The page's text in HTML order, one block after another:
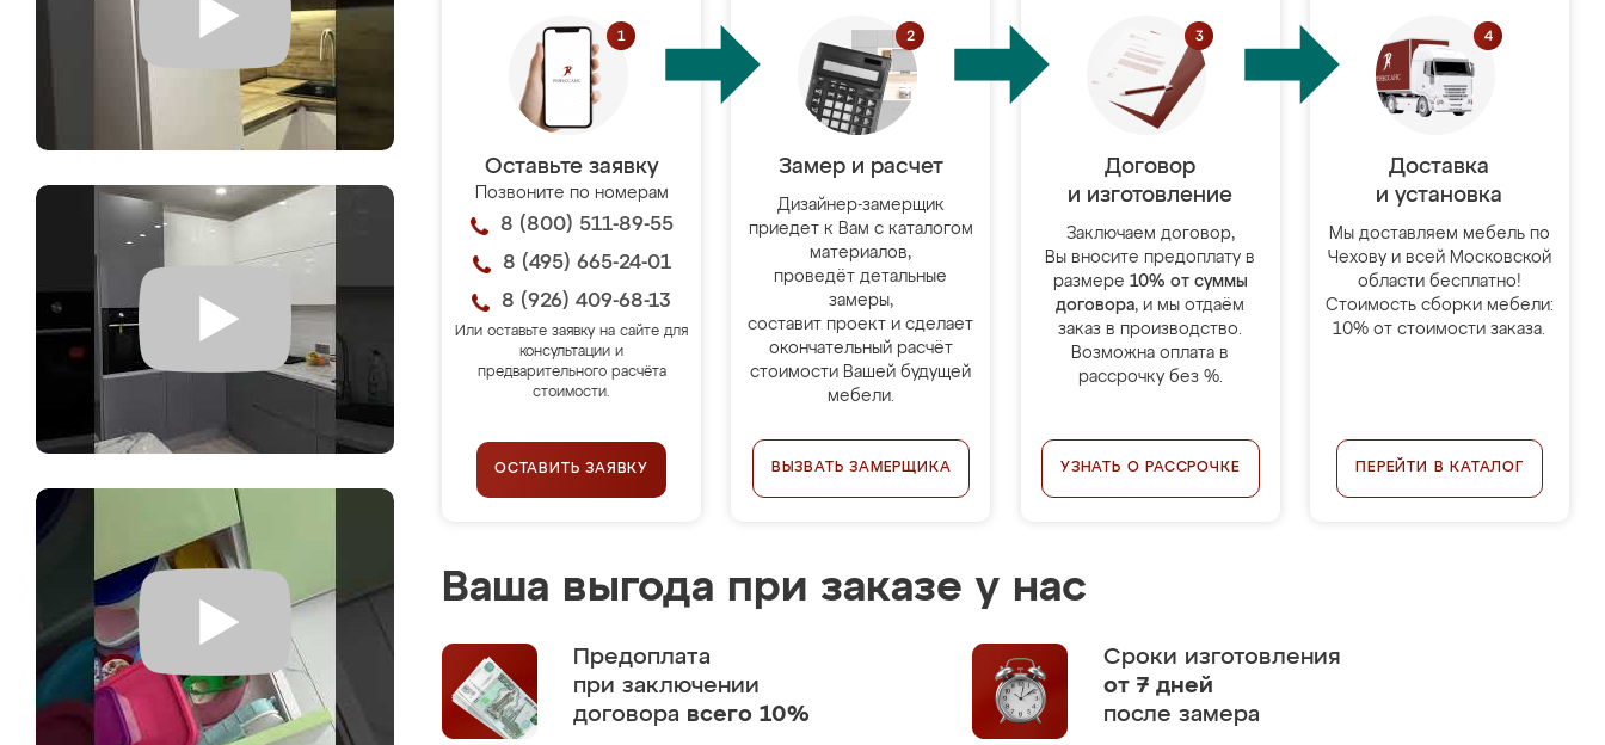
Оставьте заявку
Позвоните по номерам
8 (800) 511-89-55
8 (495) 665-24-01
8 (926) 409-68-13
Или оставьте заявку на сайте для
консультации и
предварительного расчёта
стоимости.
ОСТАВИТЬ ЗАЯВКУ
Замер и расчет
Дизайнер-замерщик
приедет к Вам с каталогом
материалов,
проведёт детальные
замеры,
составит проект и сделает
окончательный расчёт
стоимости Вашей будущей
мебели.
ВЫЗВАТЬ ЗАМЕРЩИКА
Договор
и изготовление
Заключаем договор,
Вы вносите предоплату в
размере 10% от суммы
договора, и мы отдаём
заказ в производство.
Возможна оплата в
рассрочку без %.
УЗНАТЬ О РАССРОЧКЕ
Доставка
и установка
Мы доставляем мебель по
Чехову и всей Московской
области бесплатно!
Стоимость сборки мебели:
10% от стоимости заказа.
ПЕРЕЙТИ В КАТАЛОГ
Ваша выгода при заказе у нас
Предоплата
при заключении
договора всего 10%
Сроки изготовления
от 7 дней
после замера